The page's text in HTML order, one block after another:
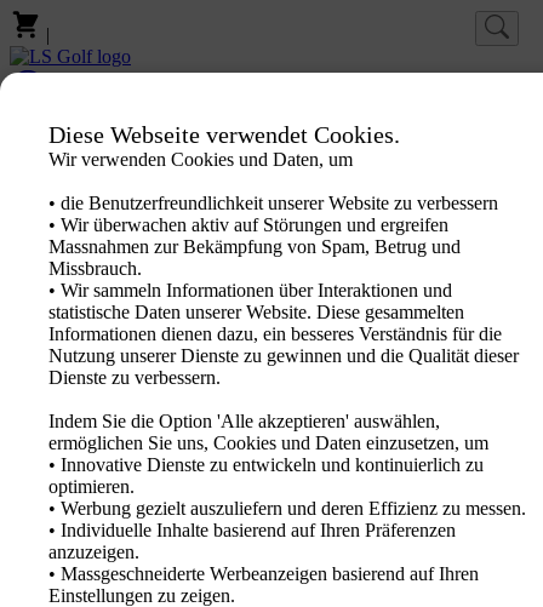
|
Marken
Produkte
PXG Fitting
Neuheiten
Sale Out
Aktion
Logo Produkte
Fachhändler
Katalog 2026
Deutsch
Diese Webseite verwendet Cookies.
Wir verwenden Cookies und Daten, um
• die Benutzerfreundlichkeit unserer Website zu verbessern
• Wir überwachen aktiv auf Störungen und ergreifen
Massnahmen zur Bekämpfung von Spam, Betrug und
Missbrauch.
• Wir sammeln Informationen über Interaktionen und
statistische Daten unserer Website. Diese gesammelten
Informationen dienen dazu, ein besseres Verständnis für die
Nutzung unserer Dienste zu gewinnen und die Qualität dieser
Dienste zu verbessern.
Indem Sie die Option 'Alle akzeptieren' auswählen,
ermöglichen Sie uns, Cookies und Daten einzusetzen, um
• Innovative Dienste zu entwickeln und kontinuierlich zu
optimieren.
• Werbung gezielt auszuliefern und deren Effizienz zu messen.
• Individuelle Inhalte basierend auf Ihren Präferenzen
anzuzeigen.
• Massgeschneiderte Werbeanzeigen basierend auf Ihren
Einstellungen zu zeigen.